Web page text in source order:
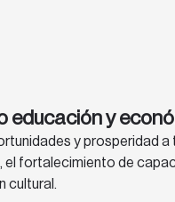
educación y
y prosperidad a
el fortalecimiento de
cultural.